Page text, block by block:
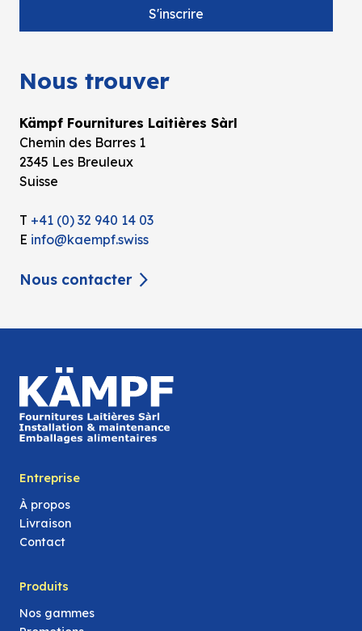
Nous trouver
Kämpf Fournitures Laitières Sàrl
Chemin des Barres 1
2345 Les Breuleux
Suisse
T +41 (0) 32 940 14 03
E info@kaempf.swiss
Nous contacter
Entreprise
À propos
Livraison
Contact
Produits
Nos gammes